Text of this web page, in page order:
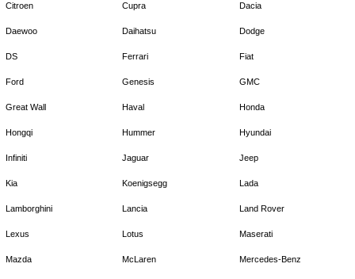
Citroen Cupra Dacia
Daewoo Daihatsu Dodge
DS Ferrari Fiat
Ford Genesis GMC
Great Wall Haval Honda
Hongqi Hummer Hyundai
Infiniti Jaguar Jeep
Kia Koenigsegg Lada
Lamborghini Lancia Land Rover
Lexus Lotus Maserati
Mazda McLaren Mercedes-Benz